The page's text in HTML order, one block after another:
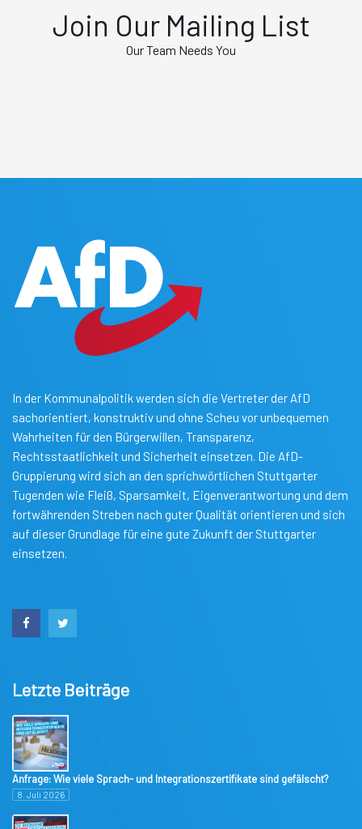
Join Our Mailing List
Our Team Needs You
In der Kommunalpolitik werden sich die Vertreter der AfD
sachorientiert, konstruktiv und ohne Scheu vor unbequemen
Wahrheiten für den Bürgerwillen, Transparenz,
Rechtsstaatlichkeit und Sicherheit einsetzen. Die AfD-
Gruppierung wird sich an den sprichwörtlichen Stuttgarter
Tugenden wie Fleiß, Sparsamkeit, Eigenverantwortung und dem
fortwährenden Streben nach guter Qualität orientieren und sich
auf dieser Grundlage für eine gute Zukunft der Stuttgarter
einsetzen.
Letzte Beiträge
Anfrage: Wie viele Sprach- und Integrationszertifikate sind gefälscht?
8. Juli 2026